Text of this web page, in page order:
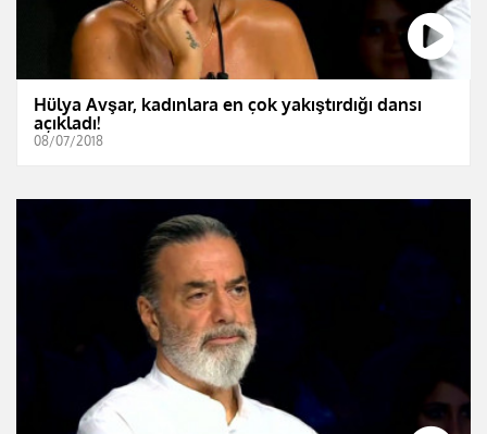
Hülya Avşar, kadınlara en çok yakıştırdığı dansı
açıkladı!
08/07/2018